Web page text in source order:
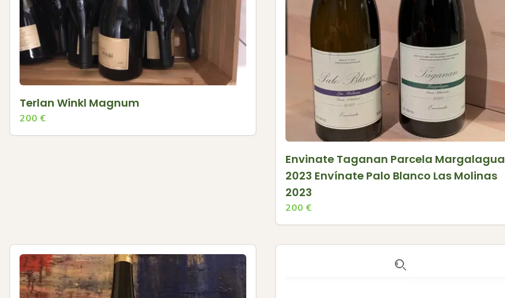
Terlan Winkl Magnum
200 €
Envinate Taganan Parcela Margalagua
2023 Envínate Palo Blanco Las Molinas
2023
200 €